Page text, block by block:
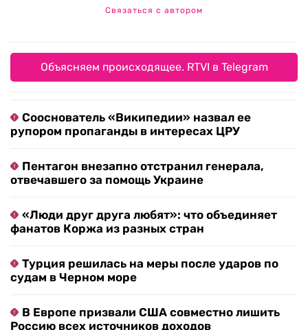
Связаться с автором
Объясняем происходящее. RTVI в Telegram
Сооснователь «Википедии» назвал ее
рупором пропаганды в интересах ЦРУ
Пентагон внезапно отстранил генерала,
отвечавшего за помощь Украине
«Люди друг друга любят»: что объединяет
фанатов Коржа из разных стран
Турция решилась на меры после ударов по
судам в Черном море
В Европе призвали США совместно лишить
Россию всех источников доходов